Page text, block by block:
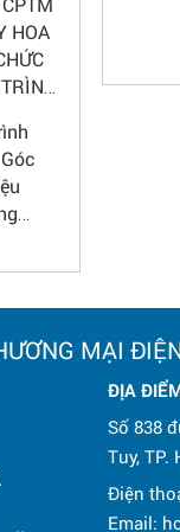
HOA
TẾ
1/6
tầm
Với
MẠI
ĐỊA
Số 838
Tuy, TP.
Điện
Email: